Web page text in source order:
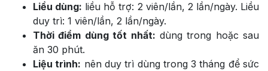
Liều dùng: liều hỗ trợ: 2 viên/lần, 2 lần/ngày. Liều
duy trì: 1 viên/lần, 2 lần/ngày.
Thời điểm dùng tốt nhất: dùng trong hoặc sau
ăn 30 phút.
Liệu trình: nên duy trì dùng trong 3 tháng để sức